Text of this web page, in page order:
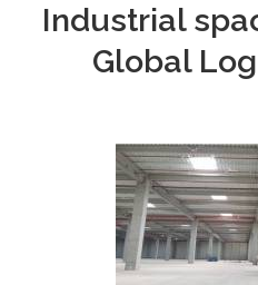
SERVICES BLOG
LANGUAGE:
Industrial
Global